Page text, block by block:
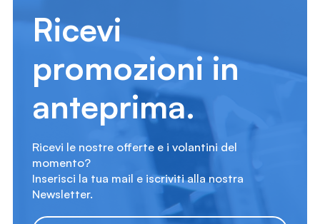
Ricevi
promozioni in
anteprima.
Ricevi le nostre offerte e i volantini del
momento?
Inserisci la tua mail e iscriviti alla nostra
Newsletter.